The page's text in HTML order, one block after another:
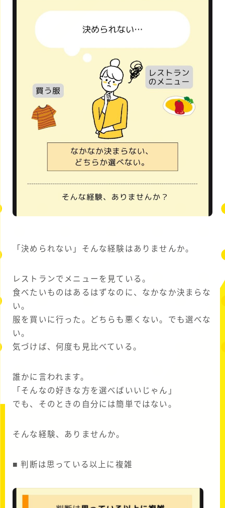
「決められない」そんな経験はありませんか。
レストランでメニューを見ている。
食べたいものはあるはずなのに、なかなか決まらな
い。
服を買いに行った。どちらも悪くない。でも選べな
い。
気づけば、何度も見比べている。
誰かに言われます。
「そんなの好きな方を選べばいいじゃん」
でも、そのときの自分には簡単ではない。
そんな経験、ありませんか。
■ 判断は思っている以上に複雑